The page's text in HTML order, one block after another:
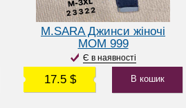
M.SARA Джинси жіночі
МОМ 999
Є в наявності
17.5 $ В кошик